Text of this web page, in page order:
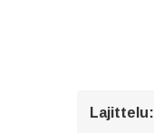
Lajittelu: